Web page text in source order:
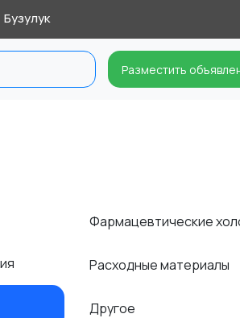
Бузулук
Разместить
Фармацевтические
Расходные материалы
Другое